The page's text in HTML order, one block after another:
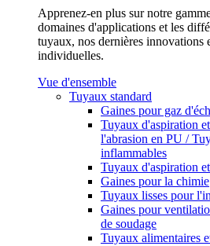
Apprenez-en plus sur notre
domaines d'applications et les
tuyaux, nos dernières innovations
individuelles.
Vue d'ensemble
Tuyaux standard
Gaines pour gaz
Tuyaux d'aspiration
l'abrasion en PU /
inflammables
Tuyaux d'aspiration
Gaines pour la chimie
Tuyaux lisses pour
Gaines pour
de soudage
Tuyaux alimentaires